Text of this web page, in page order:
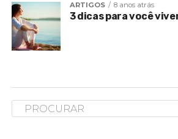
ARTIGOS 8 anos atrás
3 dicas para você